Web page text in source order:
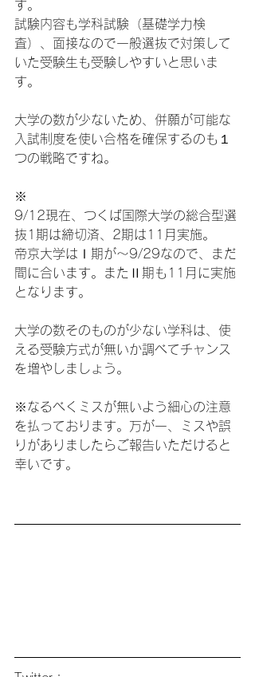
す。
試験内容も学科試験（基礎学力検
査）、面接なので一般選抜で対策して
いた受験生も受験しやすいと思いま
す。
大学の数が少ないため、併願が可能な
入試制度を使い合格を確保するのも１
つの戦略ですね。
※
9/12現在、つくば国際大学の総合型選
抜1期は締切済、2期は11月実施。
帝京大学はⅠ期が～9/29なので、まだ
間に合います。またⅡ期も11月に実施
となります。
大学の数そのものが少ない学科は、使
える受験方式が無いか調べてチャンス
を増やしましょう。
※なるべくミスが無いよう細心の注意
を払っております。万が一、ミスや誤
りがありましたらご報告いただけると
幸いです。